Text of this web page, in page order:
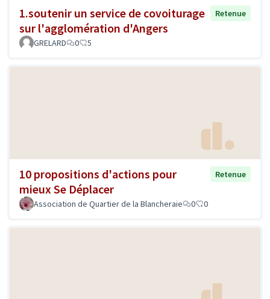
1.soutenir un service de covoiturage
sur l'agglomération d'Angers
Retenue
GRELARD 0 5
10 propositions d'actions pour
mieux Se Déplacer
Retenue
Association de Quartier de la Blancheraie 0 0